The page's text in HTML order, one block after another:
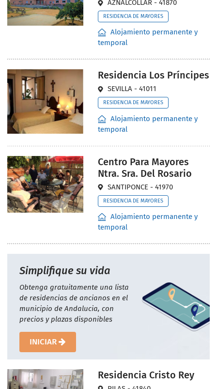
AZNALCÓLLAR - 41870
RESIDENCIA DE MAYORES
Alojamiento permanente y
temporal
Residencia Los Príncipes
SEVILLA - 41011
RESIDENCIA DE MAYORES
Alojamiento permanente y
temporal
Centro Para Mayores
Ntra. Sra. Del Rosario
SANTIPONCE - 41970
RESIDENCIA DE MAYORES
Alojamiento permanente y
temporal
Simplifique su vida
Obtenga gratuitamente una lista
de residencias de ancianos en el
municipio de Andalucia, con
precios y plazas disponibles
INICIAR
Residencia Cristo Rey